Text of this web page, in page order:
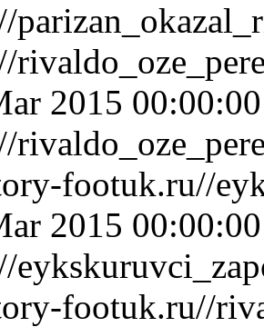
2015
footuk.ru//
2015
footuk.ru//